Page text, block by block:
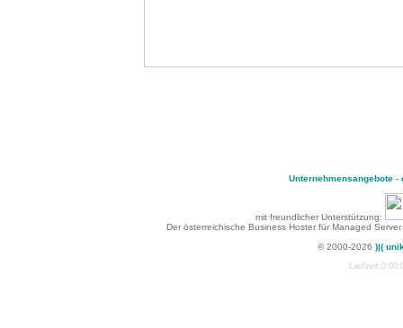
Unternehmensangebote-
mit freundlicher Unterstützung:
Der österreichische Business Hoster für Managed
© 2000-2026 )|(